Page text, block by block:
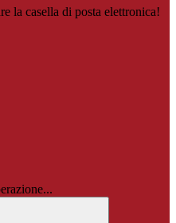
la casella di posta elettronica!